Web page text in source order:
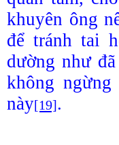
khuyên ông
để tránh tai
dường như
không
này[19].